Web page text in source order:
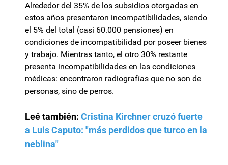
Alrededor del 35% de los subsidios otorgadas en
estos años presentaron incompatibilidades, siendo
el 5% del total (casi 60.000 pensiones) en
condiciones de incompatibilidad por poseer bienes
y trabajo. Mientras tanto, el otro 30% restante
presenta incompatibilidades en las condiciones
médicas: encontraron radiografías que no son de
personas, sino de perros.
Leé también: Cristina Kirchner cruzó fuerte
a Luis Caputo: "más perdidos que turco en la
neblina"